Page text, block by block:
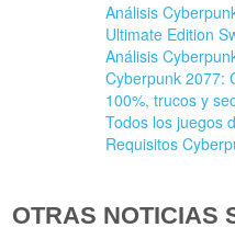
Análisis
Ultimate Edition
Análisis
Cyberpunk 2077:
100%, trucos y
Todos los juegos
Requisitos
OTRAS NOTICIAS